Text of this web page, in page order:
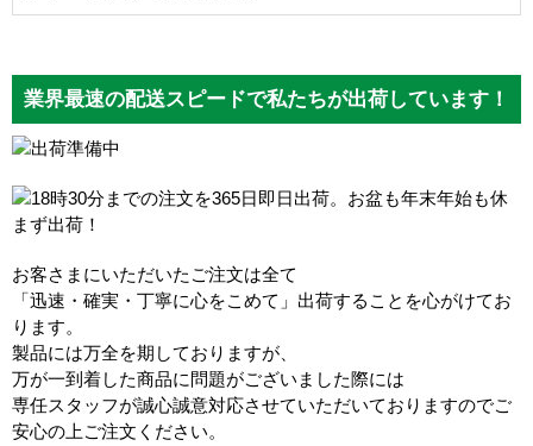
業界最速の配送スピードで私たちが出荷しています！
お客さまにいただいたご注文は全て
「迅速・確実・丁寧に心をこめて」出荷することを心がけてお
ります。
製品には万全を期しておりますが、
万が一到着した商品に問題がございました際には
専任スタッフが誠心誠意対応させていただいておりますのでご
安心の上ご注文ください。